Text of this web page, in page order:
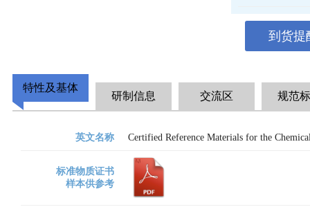
到货提
特性及基体
研制信息 交流区 规范
英文名称 Certified Reference Materials for the
标准物质证书
样本供参考